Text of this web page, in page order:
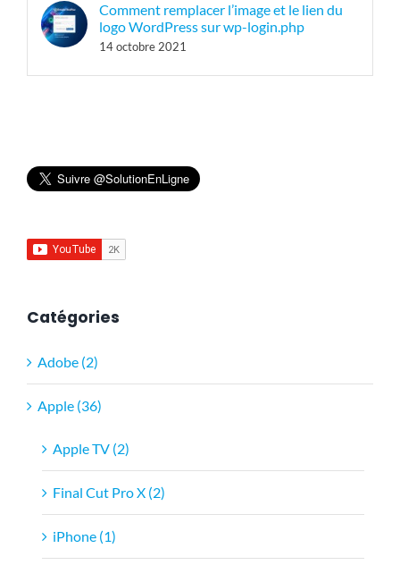
Comment remplacer l’image et le lien du
logo WordPress sur wp-login.php
14 octobre 2021
Catégories
Adobe (2)
Apple (36)
Apple TV (2)
Final Cut Pro X (2)
iPhone (1)